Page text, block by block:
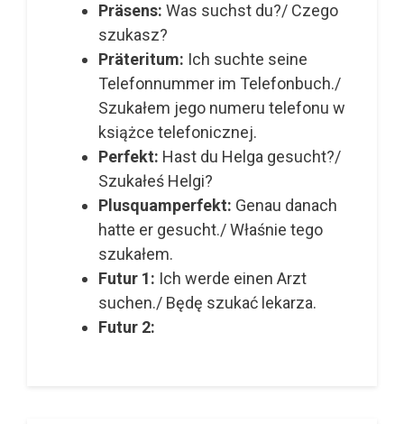
Präsens: Was suchst du?/ Czego
szukasz?
Präteritum: Ich suchte seine
Telefonnummer im Telefonbuch./
Szukałem jego numeru telefonu w
książce telefonicznej.
Perfekt: Hast du Helga gesucht?/
Szukałeś Helgi?
Plusquamperfekt: Genau danach
hatte er gesucht./ Właśnie tego
szukałem.
Futur 1: Ich werde einen Arzt
suchen./ Będę szukać lekarza.
Futur 2: